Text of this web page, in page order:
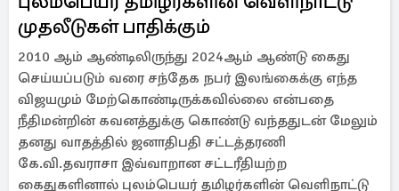
முதலீடுகள் பாதிக்கும்
2010 ஆம் ஆண்டிலிருந்து 2024ஆம் ஆண்டு கைது
செய்யப்படும் வரை சந்தேக நபர் இலங்கைக்கு எந்த
விஜயமும் மேற்கொண்டிருக்கவில்லை என்பதை
நீதிமன்றின் கவனத்துக்கு கொண்டு வந்ததுடன் மேலும்
தனது வாதத்தில் ஜனாதிபதி சட்டத்தரணி
கே.வி.தவராசா இவ்வாறான சட்டரீதியற்ற
கைதுகளினால் புலம்பெயர் தமிழர்களின் வெளிநாட்டு